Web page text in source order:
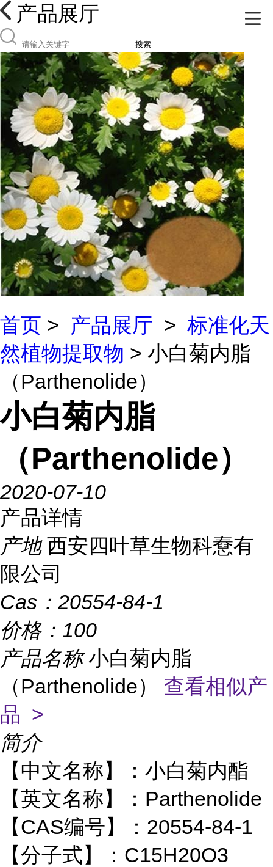
产品展厅
搜索
首页 > 产品展厅 > 标准化天
然植物提取物 > 小白菊内脂
（Parthenolide）
小白菊内脂
（Parthenolide）
2020-07-10
产品详情
产地 西安四叶草生物科憃有
限公司
Cas： 20554-84-1
价格： 100
产品名称小白菊内脂
（Parthenolide） 查看相似产
品 >
简介
【中文名称】：小白菊内酯
【英文名称】：Parthenolide
【CAS编号】：20554-84-1
【分子式】：C15H20O3